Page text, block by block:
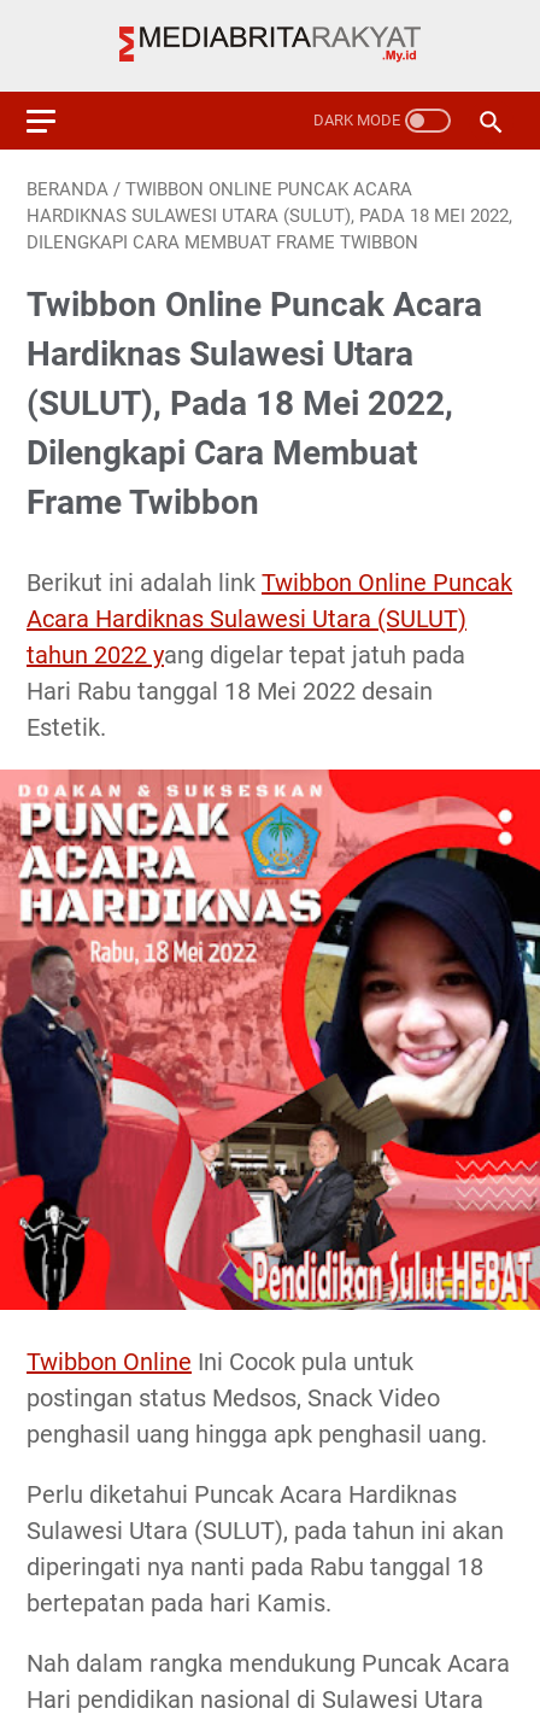
BERANDA / TWIBBON ONLINE PUNCAK ACARA
HARDIKNAS SULAWESI UTARA (SULUT), PADA 18 MEI 2022,
DILENGKAPI CARA MEMBUAT FRAME TWIBBON
Twibbon Online Puncak Acara
Hardiknas Sulawesi Utara
(SULUT), Pada 18 Mei 2022,
Dilengkapi Cara Membuat
Frame Twibbon
Berikut ini adalah link Twibbon Online Puncak
Acara Hardiknas Sulawesi Utara (SULUT)
tahun 2022 yang digelar tepat jatuh pada
Hari Rabu tanggal 18 Mei 2022 desain
Estetik.
Twibbon Online Ini Cocok pula untuk
postingan status Medsos, Snack Video
penghasil uang hingga apk penghasil uang.
Perlu diketahui Puncak Acara Hardiknas
Sulawesi Utara (SULUT), pada tahun ini akan
diperingati nya nanti pada Rabu tanggal 18
bertepatan pada hari Kamis.
Nah dalam rangka mendukung Puncak Acara
Hari pendidikan nasional di Sulawesi Utara